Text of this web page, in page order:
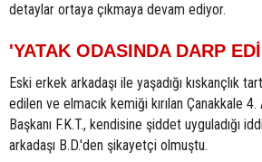
detaylar ortaya çıkmaya devam ediyor.
'YATAK ODASINDA DARP
Eski erkek arkadaşı ile yaşadığı kıskançlık
edilen ve elmacık kemiği kırılan Çanakkale
Başkanı F.K.T., kendisine şiddet uyguladığı
arkadaşı B.D.'den şikayetçi olmuştu.